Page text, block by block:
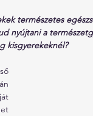
természetes
nyújtani a
kisgyerekeknél?